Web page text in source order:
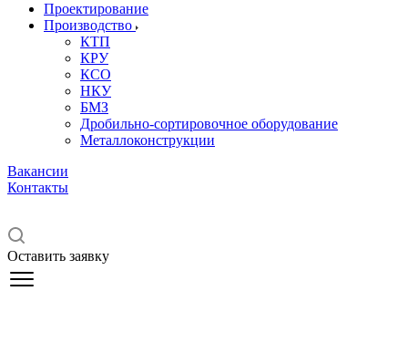
Проектирование
Производство
КТП
КРУ
КСО
НКУ
БМЗ
Дробильно-сортировочное оборудование
Металлоконструкции
Вакансии
Контакты
Оставить заявку